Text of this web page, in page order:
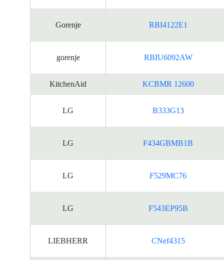
Gorenje RBI4122E1
gorenje RBIU6092AW
KitchenAid KCBMR 12600
LG B333G13
LG F434GBMB1B
LG F529MC76
LG F543EP95B
LIEBHERR CNef4315